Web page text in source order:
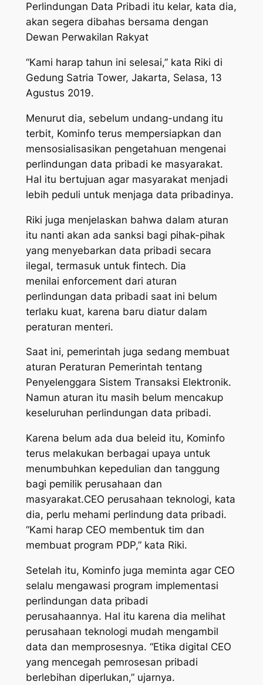
Perlindungan Data Pribadi itu kelar, kata dia,
akan segera dibahas bersama dengan
Dewan Perwakilan Rakyat
“Kami harap tahun ini selesai,” kata Riki di
Gedung Satria Tower, Jakarta, Selasa, 13
Agustus 2019.
Menurut dia, sebelum undang-undang itu
terbit, Kominfo terus mempersiapkan dan
mensosialisasikan pengetahuan mengenai
perlindungan data pribadi ke masyarakat.
Hal itu bertujuan agar masyarakat menjadi
lebih peduli untuk menjaga data pribadinya.
Riki juga menjelaskan bahwa dalam aturan
itu nanti akan ada sanksi bagi pihak-pihak
yang menyebarkan data pribadi secara
ilegal, termasuk untuk fintech. Dia
menilai enforcement dari aturan
perlindungan data pribadi saat ini belum
terlaku kuat, karena baru diatur dalam
peraturan menteri.
Saat ini, pemerintah juga sedang membuat
aturan Peraturan Pemerintah tentang
Penyelenggara Sistem Transaksi Elektronik.
Namun aturan itu masih belum mencakup
keseluruhan perlindungan data pribadi.
Karena belum ada dua beleid itu, Kominfo
terus melakukan berbagai upaya untuk
menumbuhkan kepedulian dan tanggung
bagi pemilik perusahaan dan
masyarakat.CEO perusahaan teknologi, kata
dia, perlu mehami perlindung data pribadi.
“Kami harap CEO membentuk tim dan
membuat program PDP,” kata Riki.
Setelah itu, Kominfo juga meminta agar CEO
selalu mengawasi program implementasi
perlindungan data pribadi
perusahaannya. Hal itu karena dia melihat
perusahaan teknologi mudah mengambil
data dan memprosesnya. “Etika digital CEO
yang mencegah pemrosesan pribadi
berlebihan diperlukan,” ujarnya.